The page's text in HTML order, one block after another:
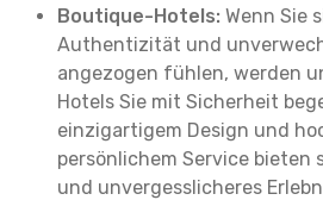
Boutique-Hotels: Wenn Sie
Authentizität und
angezogen fühlen, werden
Hotels Sie mit Sicherheit
einzigartigem Design und
persönlichem Service bieten
und unvergesslicheres